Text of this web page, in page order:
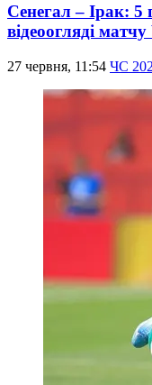
Сенегал – Ірак: 5
відеоогляді
27 червня, 11:54 ЧС